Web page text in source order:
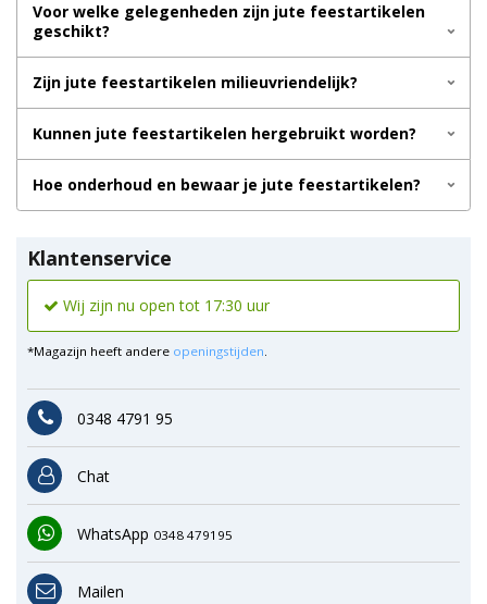
Voor welke gelegenheden zijn jute feestartikelen
geschikt?
Zijn jute feestartikelen milieuvriendelijk?
Kunnen jute feestartikelen hergebruikt worden?
Hoe onderhoud en bewaar je jute feestartikelen?
Klantenservice
Wij zijn nu open tot 17:30 uur
*Magazijn heeft andere openingstijden.
0348 4791 95
Chat
WhatsApp 0348 479195
Mailen